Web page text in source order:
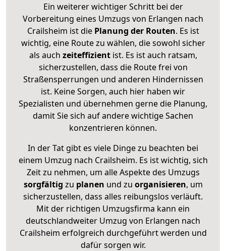
Ein weiterer wichtiger Schritt bei der
Vorbereitung eines Umzugs von Erlangen nach
Crailsheim ist diePlanung der Routen. Es ist
wichtig, eine Route zu wählen, die sowohl sicher
als auch zeiteffizientist. Es ist auch ratsam,
sicherzustellen, dass die Route frei von
Straßensperrungen und anderen Hindernissen
ist. Keine Sorgen, auch hier haben wir
Spezialisten und übernehmen gerne die Planung,
damit Sie sich auf andere wichtige Sachen
konzentrieren können.
In der Tat gibt es viele Dinge zu beachten bei
einem Umzug nach Crailsheim. Es ist wichtig, sich
Zeit zu nehmen, um alle Aspekte des Umzugs
sorgfältig zu planen und zu organisieren, um
sicherzustellen, dass alles reibungslos verläuft.
Mit der richtigen Umzugsfirma kann ein
deutschlandweiter Umzug von Erlangen nach
Crailsheim erfolgreich durchgeführt werden und
dafür sorgen wir.